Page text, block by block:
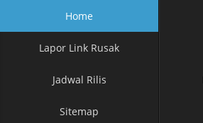
Home
Lapor Link Rusak
Jadwal Rilis
Sitemap